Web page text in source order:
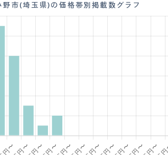
野市(埼玉県)の価格帯別掲載数グラフ